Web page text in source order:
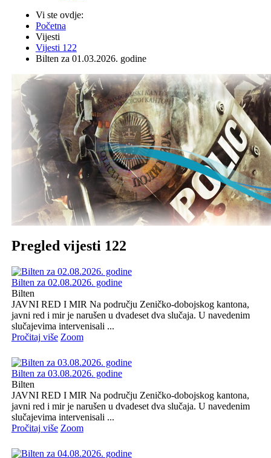
Vi ste ovdje:
Početna
Vijesti
Vijesti 122
Bilten za 01.03.2026. godine
Pregled vijesti 122
Bilten za 02.08.2026. godine
Bilten
JAVNI RED I MIR Na području Zeničko-dobojskog kantona,
javni red i mir je narušen u dvadeset dva slučaja. U navedenim
slučajevima intervenisali ...
Pročitaj više Zoom
Bilten za 03.08.2026. godine
Bilten
JAVNI RED I MIR Na području Zeničko-dobojskog kantona,
javni red i mir je narušen u dvadeset dva slučaja. U navedenim
slučajevima intervenisali ...
Pročitaj više Zoom